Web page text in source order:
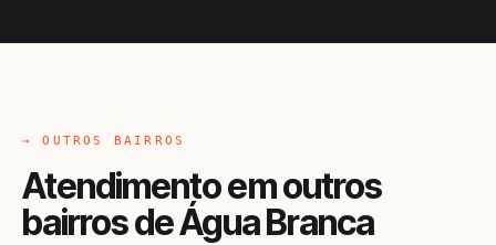
→ OUTROS BAIRROS
Atendimento em outros
bairros de Água Branca